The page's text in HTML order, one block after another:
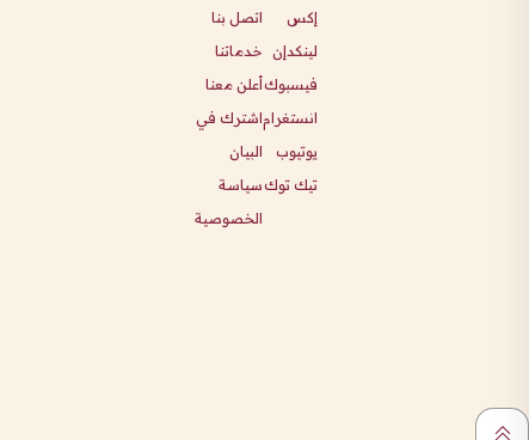
إكس
لينكدإن
فيسبوك
انستغرام
يوتيوب
تيك توك
اتصل بنا
خدماتنا
أعلن معنا
اشترك في
البيان
سياسة
الخصوصية